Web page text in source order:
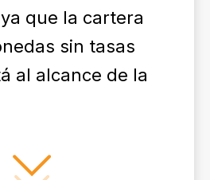
que la cartera
sin tasas
al alcance de la